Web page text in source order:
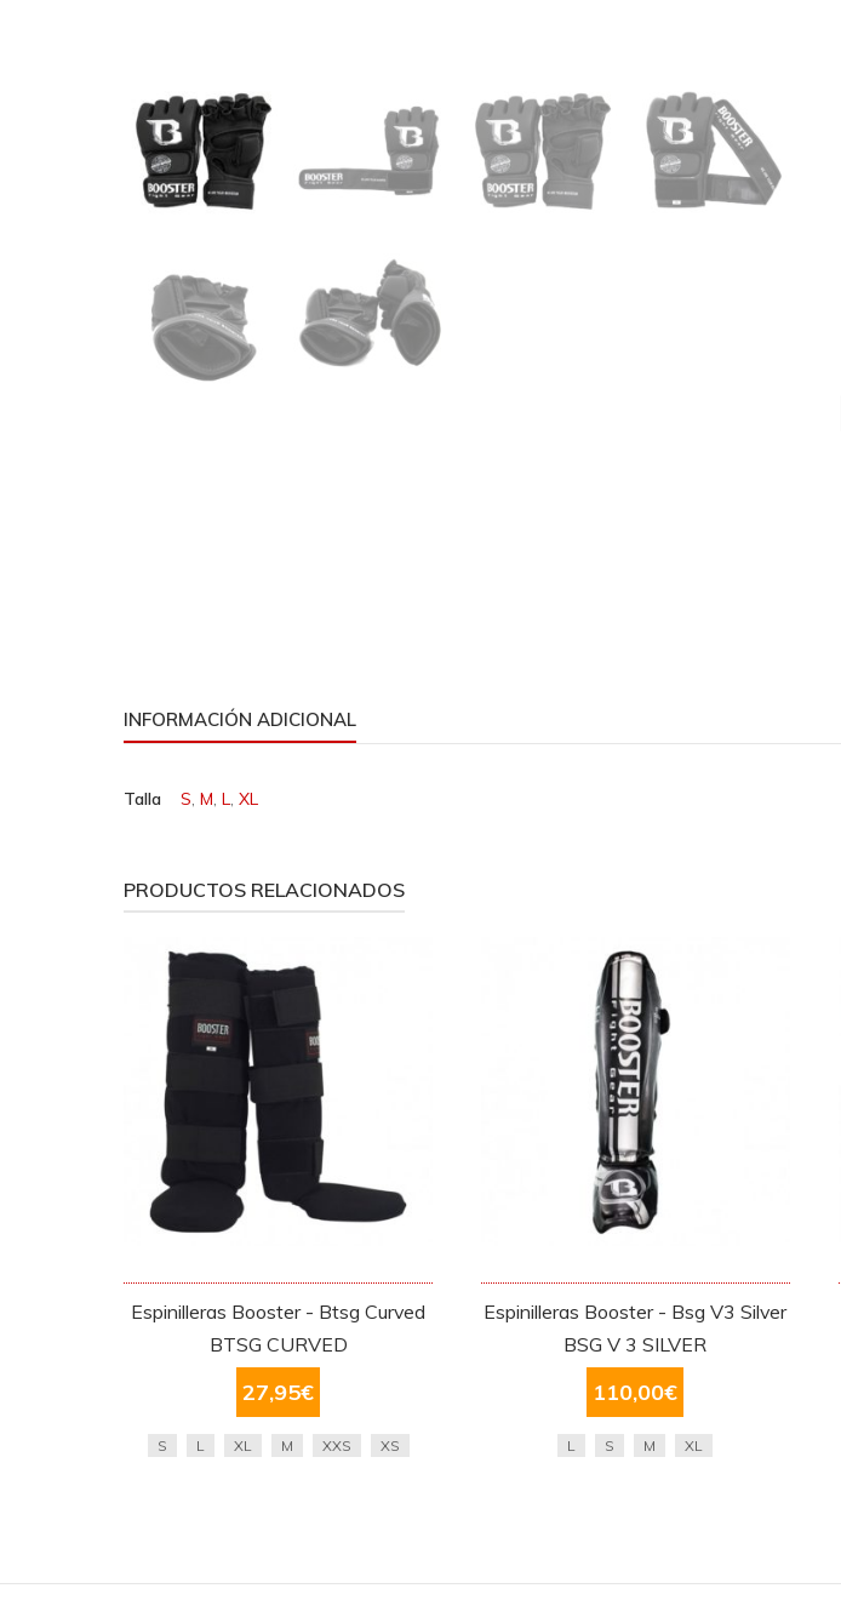
INFORMACIÓN ADICIONAL
Talla S, M, L, XL
PRODUCTOS RELACIONADOS
Espinilleras Booster - Btsg Curved
BTSG CURVED
27,95€
S L XL M XXS XS
Espinilleras Booster - Bsg V3 Silver
BSG V 3 SILVER
110,00€
L S M XL